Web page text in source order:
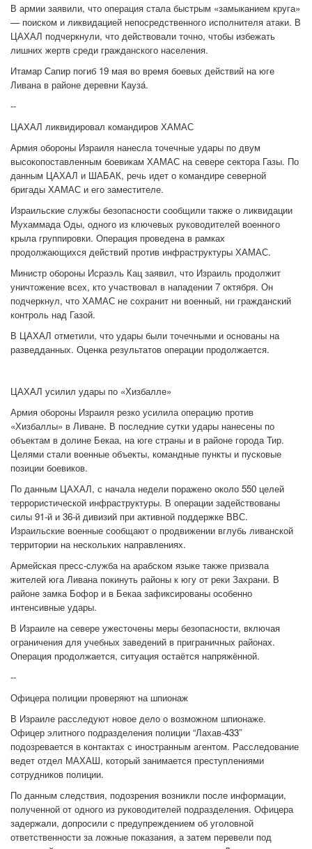
В армии заявили, что операция стала быстрым «замыканием круга»
— поиском и ликвидацией непосредственного исполнителя атаки. В
ЦАХАЛ подчеркнули, что действовали точно, чтобы избежать
лишних жертв среди гражданского населения.
Итамар Сапир погиб 19 мая во время боевых действий на юге
Ливана в районе деревни Каузá.
--
ЦАХАЛ ликвидировал командиров ХАМАС
Армия обороны Израиля нанесла точечные удары по двум
высокопоставленным боевикам ХАМАС на севере сектора Газы. По
данным ЦАХАЛ и ШАБАК, речь идет о командире северной
бригады ХАМАС и его заместителе.
Израильские службы безопасности сообщили также о ликвидации
Мухаммада Оды, одного из ключевых руководителей военного
крыла группировки. Операция проведена в рамках
продолжающихся действий против инфраструктуры ХАМАС.
Министр обороны Исраэль Кац заявил, что Израиль продолжит
уничтожение всех, кто участвовал в нападении 7 октября. Он
подчеркнул, что ХАМАС не сохранит ни военный, ни гражданский
контроль над Газой.
В ЦАХАЛ отметили, что удары были точечными и основаны на
разведданных. Оценка результатов операции продолжается.
ЦАХАЛ усилил удары по «Хизбалле»
Армия обороны Израиля резко усилила операцию против
«Хизбаллы» в Ливане. В последние сутки удары нанесены по
объектам в долине Бекаа, на юге страны и в районе города Тир.
Целями стали военные объекты, командные пункты и пусковые
позиции боевиков.
По данным ЦАХАЛ, с начала недели поражено около 550 целей
террористической инфраструктуры. В операции задействованы
силы 91-й и 36-й дивизий при активной поддержке ВВС.
Израильские военные сообщают о продвижении вглубь ливанской
территории на нескольких направлениях.
Армейская пресс-служба на арабском языке также призвала
жителей юга Ливана покинуть районы к югу от реки Захрани. В
районе замка Бофор и в Бекаа зафиксированы особенно
интенсивные удары.
В Израиле на севере ужесточены меры безопасности, включая
ограничения для учебных заведений в приграничных районах.
Операция продолжается, ситуация остаётся напряжённой.
--
Офицера полиции проверяют на шпионаж
В Израиле расследуют новое дело о возможном шпионаже.
Офицер элитного подразделения полиции “Лахав-433”
подозревается в контактах с иностранным агентом. Расследование
ведет отдел МАХАШ, который занимается преступлениями
сотрудников полиции.
По данным следствия, подозрения возникли после информации,
полученной от одного из руководителей подразделения. Офицера
задержали, допросили с предупреждением об уголовной
ответственности за ложные показания, а затем перевели под